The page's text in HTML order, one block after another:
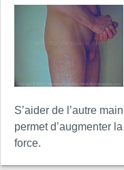
S’aider de l’autre main
permet d’augmenter la
force.